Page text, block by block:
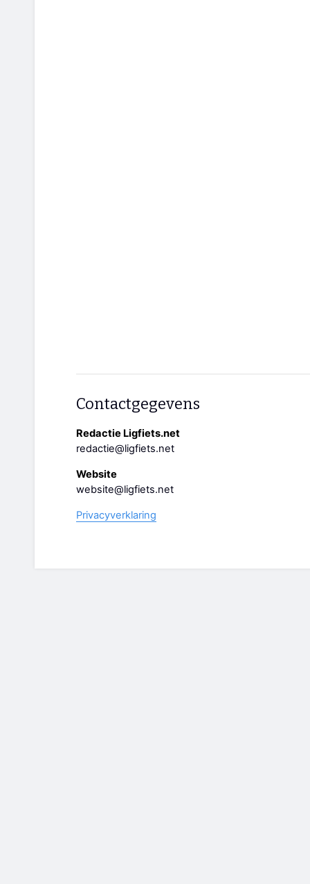
Contactgegevens
Redactie Ligfiets.net
redactie@ligfiets.net
Website
website@ligfiets.net
Privacyverklaring